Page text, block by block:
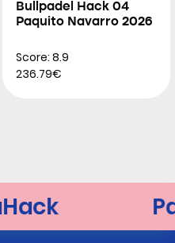
Bullpadel Hack 04
Paquito Navarro 2026
Score: 8.9
236.79€